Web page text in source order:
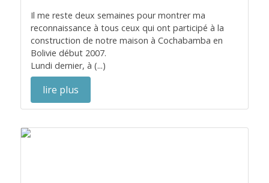
Il me reste deux semaines pour montrer ma
reconnaissance à tous ceux qui ont participé à la
construction de notre maison à Cochabamba en
Bolivie début 2007.
Lundi dernier, à (...)
lire plus